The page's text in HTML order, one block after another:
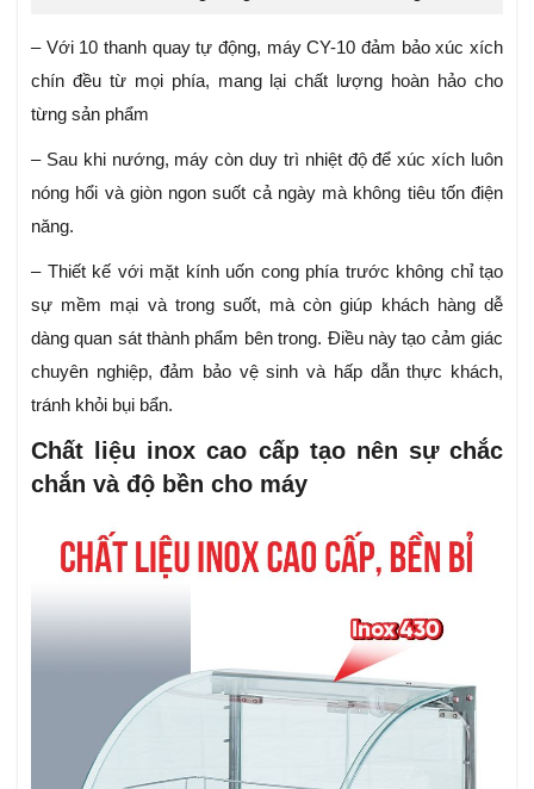
– Với 10 thanh quay tự động, máy CY-10 đảm bảo xúc xích
chín đều từ mọi phía, mang lại chất lượng hoàn hảo cho
từng sản phẩm
– Sau khi nướng, máy còn duy trì nhiệt độ để xúc xích luôn
nóng hổi và giòn ngon suốt cả ngày mà không tiêu tốn điện
năng.
– Thiết kế với mặt kính uốn cong phía trước không chỉ tạo
sự mềm mại và trong suốt, mà còn giúp khách hàng dễ
dàng quan sát thành phẩm bên trong. Điều này tạo cảm giác
chuyên nghiệp, đảm bảo vệ sinh và hấp dẫn thực khách,
tránh khỏi bụi bẩn.
Chất liệu inox cao cấp tạo nên sự chắc
chắn và độ bền cho máy